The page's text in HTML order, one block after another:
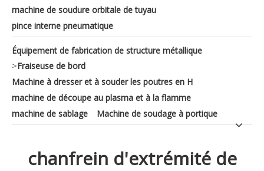
machine de soudure orbitale de tuyau
pince interne pneumatique
Équipement de fabrication de structure métallique
>Fraiseuse de bord
Machine à dresser et à souder les poutres en H
machine de découpe au plasma et à la flamme
machine de sablage
Machine de soudage à portique
chanfrein d'extrémité de